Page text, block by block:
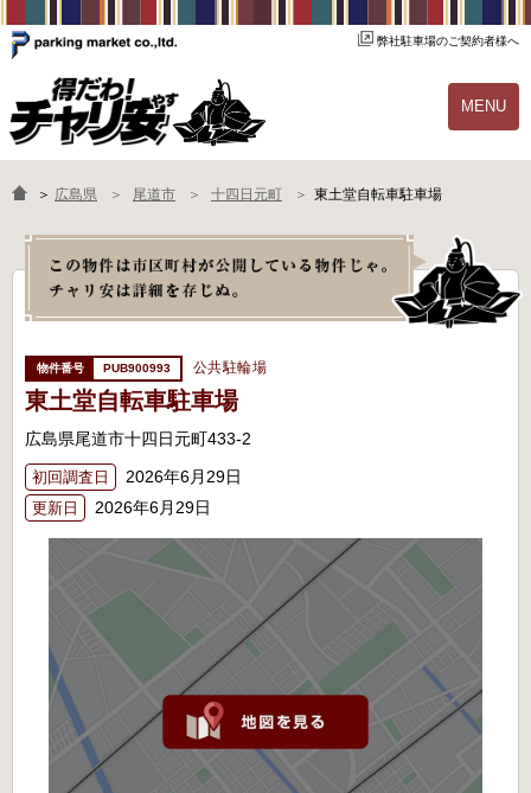
弊社駐車場のご契約者様へ
MENU
物件一覧 ご契約の流れ
よくあるご質問 駐輪場オーナー様へ
＞ 広島県 尾道市 十四日元町 東土堂自転車駐車場
PUB900993 公共駐輪場
東土堂自転車駐車場
広島県尾道市十四日元町433-2
初回調査日 2026年6月29日
更新日 2026年6月29日